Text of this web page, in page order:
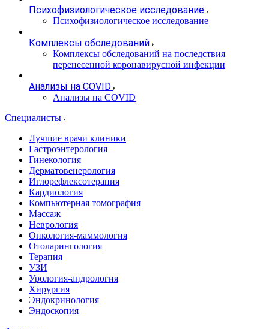
Психофизиологическое исследование
Психофизиологическое исследование
Комплексы обследований
Комплексы обследований на последствия
перенесенной коронавирусной инфекции
Анализы на COVID
Анализы на COVID
Специалисты
Лучшие врачи клиники
Гастроэнтерология
Гинекология
Дерматовенерология
Иглорефлексотерапия
Кардиология
Компьютерная томография
Массаж
Неврология
Онкология-маммология
Отоларингология
Терапия
УЗИ
Урология-андрология
Хирургия
Эндокринология
Эндоскопия